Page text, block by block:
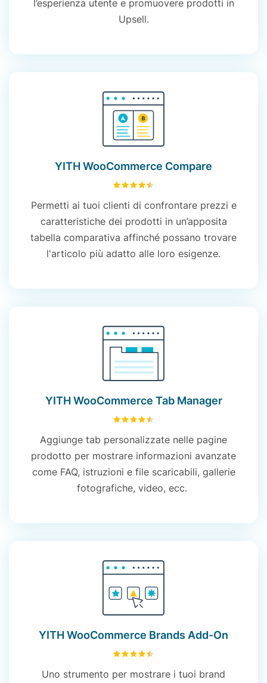
l’esperienza utente e promuovere prodotti in
Upsell.
YITH WooCommerce Compare
Permetti ai tuoi clienti di confrontare prezzi e
caratteristiche dei prodotti in un’apposita
tabella comparativa affinché possano trovare
l'articolo più adatto alle loro esigenze.
YITH WooCommerce Tab Manager
Aggiunge tab personalizzate nelle pagine
prodotto per mostrare informazioni avanzate
come FAQ, istruzioni e file scaricabili, gallerie
fotografiche, video, ecc.
YITH WooCommerce Brands Add-On
Uno strumento per mostrare i tuoi brand